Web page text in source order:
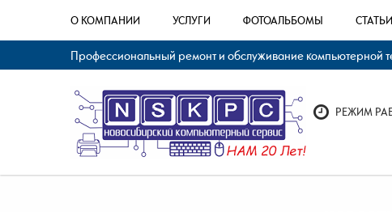
О КОМПАНИИ УСЛУГИ ФОТОАЛЬБОМЫ СТАТЬИ
Профессиональный ремонт и обслуживание компьютерной
РЕЖИМ